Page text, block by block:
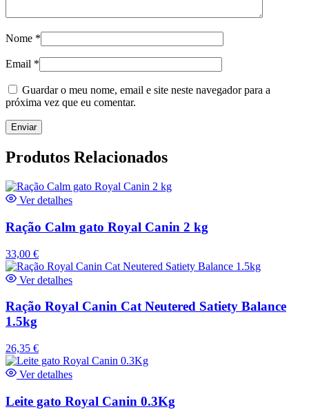
Nome *
Email *
Guardar o meu nome, email e site neste navegador para a
próxima vez que eu comentar.
Produtos Relacionados
Ver detalhes
Ração Calm gato Royal Canin 2 kg
33,00 €
Ver detalhes
Ração Royal Canin Cat Neutered Satiety Balance
1.5kg
26,35 €
Ver detalhes
Leite gato Royal Canin 0.3Kg